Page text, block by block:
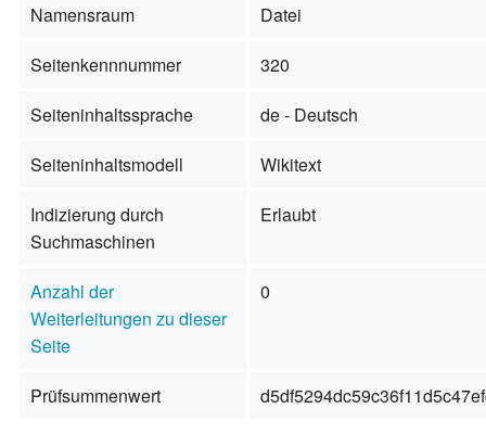
Namensraum
Datei
Seitenkennnummer
320
Seiteninhaltssprache
de - Deutsch
Seiteninhaltsmodell
Wikitext
Indizierung durch
Suchmaschinen
Erlaubt
Anzahl der
Weiterleitungen zu dieser
Seite
0
Prüfsummenwert